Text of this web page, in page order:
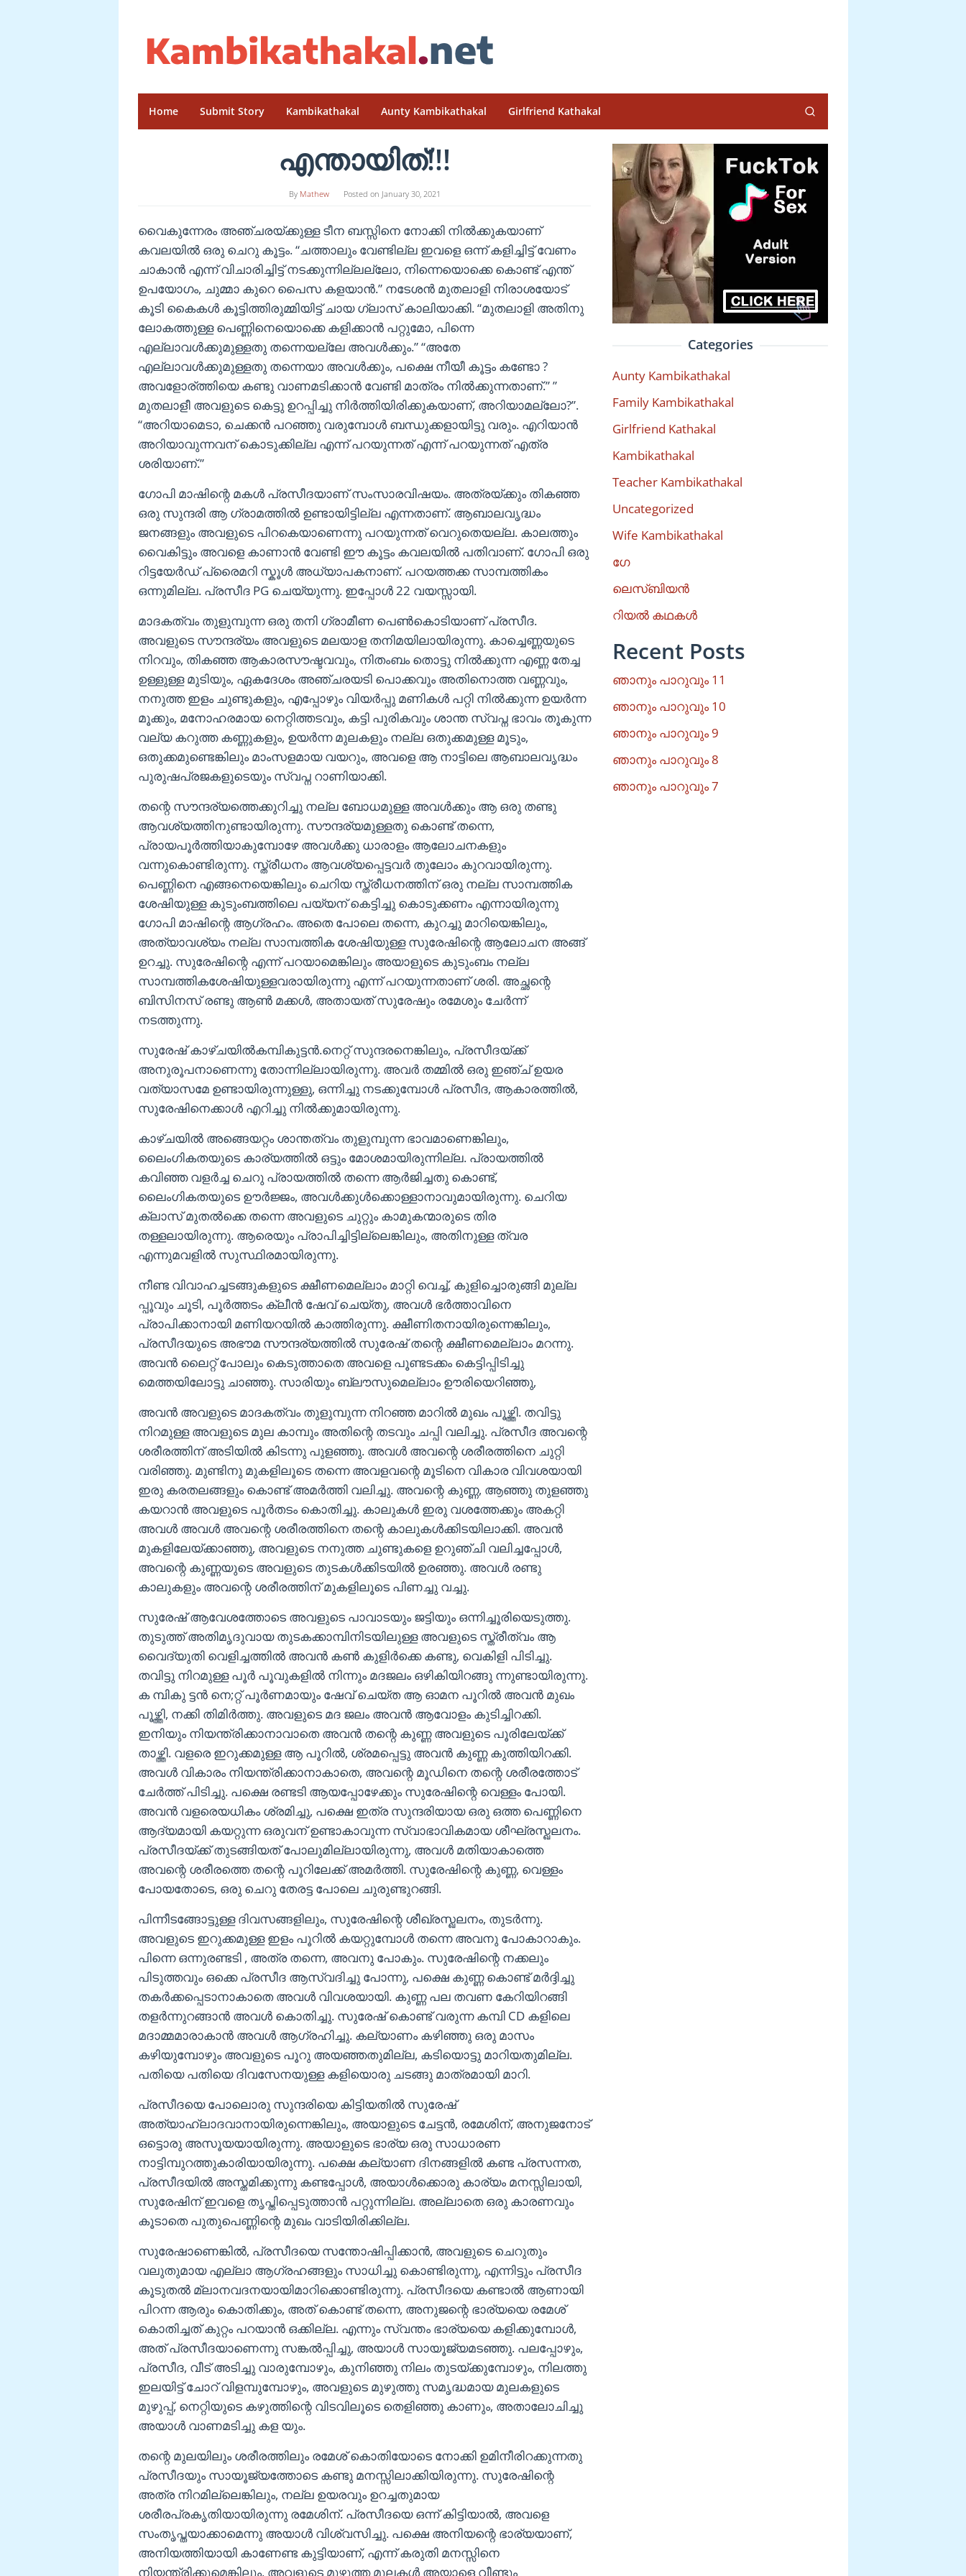
content
Home Submit Story Kambikathakal Aunty Kambikathakal Girlfriend Kathakal
എന്തായിത്!!!
By Mathew Posted on January 30, 2021
വൈകുന്നേരം അഞ്ചരയ്ക്കുള്ള ടീന ബസ്സിനെ നോക്കി നിൽക്കുകയാണ്
കവലയിൽ ഒരു ചെറു കൂട്ടം. “ചത്താലും വേണ്ടില്ല ഇവളെ ഒന്ന് കളിച്ചിട്ട് വേണം
ചാകാൻ എന്ന് വിചാരിച്ചിട്ട് നടക്കുന്നില്ലല്ലോ, നിന്നെയൊക്കെ കൊണ്ട് എന്ത്
ഉപയോഗം, ചുമ്മാ കുറെ പൈസ കളയാൻ.” നടേശൻ മുതലാളി നിരാശയോട്
കൂടി കൈകൾ കൂട്ടിത്തിരുമ്മിയിട്ട് ചായ ഗ്ലാസ് കാലിയാക്കി. “മുതലാളി അതിനു
ലോകത്തുള്ള പെണ്ണിനെയൊക്കെ കളിക്കാൻ പറ്റുമോ, പിന്നെ
എല്ലാവൾക്കുമുള്ളതു തന്നെയല്ലേ അവൾക്കും.” “അതേ
എല്ലാവൾക്കുമുള്ളതു തന്നെയാ അവൾക്കും, പക്ഷെ നീയീ കൂട്ടം കണ്ടോ ?
അവളോര്ത്തിയെ കണ്ടു വാണമടിക്കാൻ വേണ്ടി മാത്രം നിൽക്കുന്നതാണ്.” ”
മുതലാളീ അവളുടെ കെട്ടു ഉറപ്പിച്ചു നിർത്തിയിരിക്കുകയാണ്, അറിയാമല്ലോ?”.
“അറിയാമെടാ, ചെക്കൻ പറഞ്ഞു വരുമ്പോൾ ബന്ധുക്കളായിട്ടു വരും. എറിയാൻ
അറിയാവുന്നവന് കൊടുക്കില്ല എന്ന് പറയുന്നത് എന്ന് പറയുന്നത് എത്ര
ശരിയാണ്.”
ഗോപി മാഷിന്റെ മകൾ പ്രസീദയാണ് സംസാരവിഷയം. അത്രയ്ക്കും തികഞ്ഞ
ഒരു സുന്ദരി ആ ഗ്രാമത്തിൽ ഉണ്ടായിട്ടില്ല എന്നതാണ്. ആബാലവൃദ്ധം
ജനങ്ങളും അവളുടെ പിറകെയാണെന്നു പറയുന്നത് വെറുതെയല്ല. കാലത്തും
വൈകിട്ടും അവളെ കാണാൻ വേണ്ടി ഈ കൂട്ടം കവലയിൽ പതിവാണ്. ഗോപി ഒരു
റിട്ടയേർഡ് പ്രൈമറി സ്കൂൾ അധ്യാപകനാണ്. പറയത്തക്ക സാമ്പത്തികം
ഒന്നുമില്ല. പ്രസീദ PG ചെയ്യുന്നു. ഇപ്പോൾ 22 വയസ്സായി.
മാദകത്വം തുളുമ്പുന്ന ഒരു തനി ഗ്രാമീണ പെൺകൊടിയാണ് പ്രസീദ.
അവളുടെ സൗന്ദര്യം അവളുടെ മലയാള തനിമയിലായിരുന്നു. കാച്ചെണ്ണയുടെ
നിറവും, തികഞ്ഞ ആകാരസൗഷ്ടവവും, നിതംബം തൊട്ടു നിൽക്കുന്ന എണ്ണ തേച്ച
ഉള്ളുള്ള മുടിയും, ഏകദേശം അഞ്ചരയടി പൊക്കവും അതിനൊത്ത വണ്ണവും,
നനുത്ത ഇളം ചുണ്ടുകളും, എപ്പോഴും വിയർപ്പു മണികൾ പറ്റി നിൽക്കുന്ന ഉയർന്ന
മൂക്കും, മനോഹരമായ നെറ്റിത്തടവും, കട്ടി പുരികവും ശാന്ത സ്വപ്ന ഭാവം തൂകുന്ന
വല്യ കറുത്ത കണ്ണുകളും, ഉയർന്ന മുലകളും നല്ല ഒതുക്കമുള്ള മൂടും,
ഒതുക്കമുണ്ടെങ്കിലും മാംസളമായ വയറും, അവളെ ആ നാട്ടിലെ ആബാലവൃദ്ധം
പുരുഷപ്രജകളുടെയും സ്വപ്ന റാണിയാക്കി.
തന്റെ സൗന്ദര്യത്തെക്കുറിച്ചു നല്ല ബോധമുള്ള അവൾക്കും ആ ഒരു തണ്ടു
ആവശ്യത്തിനുണ്ടായിരുന്നു. സൗന്ദര്യമുള്ളതു കൊണ്ട് തന്നെ,
പ്രായപൂർത്തിയാകുമ്പോഴേ അവൾക്കു ധാരാളം ആലോചനകളും
വന്നുകൊണ്ടിരുന്നു. സ്ത്രീധനം ആവശ്യപ്പെട്ടവർ തുലോം കുറവായിരുന്നു.
പെണ്ണിനെ എങ്ങനെയെങ്കിലും ചെറിയ സ്ത്രീധനത്തിന് ഒരു നല്ല സാമ്പത്തിക
ശേഷിയുള്ള കുടുംബത്തിലെ പയ്യന് കെട്ടിച്ചു കൊടുക്കണം എന്നായിരുന്നു
ഗോപി മാഷിന്റെ ആഗ്രഹം. അതെ പോലെ തന്നെ, കുറച്ചു മാറിയെങ്കിലും,
അത്യാവശ്യം നല്ല സാമ്പത്തിക ശേഷിയുള്ള സുരേഷിന്റെ ആലോചന അങ്ങ്
ഉറച്ചു. സുരേഷിന്റെ എന്ന് പറയാമെങ്കിലും അയാളുടെ കുടുംബം നല്ല
സാമ്പത്തികശേഷിയുള്ളവരായിരുന്നു എന്ന് പറയുന്നതാണ് ശരി. അച്ഛന്റെ
ബിസിനസ് രണ്ടു ആൺ മക്കൾ, അതായത് സുരേഷും രമേശും ചേർന്ന്
നടത്തുന്നു.
സുരേഷ് കാഴ്ചയിൽകമ്പികുട്ടന്‍.നെറ്റ് സുന്ദരനെങ്കിലും, പ്രസീദയ്ക്ക്
അനുരൂപനാണെന്നു തോന്നില്ലായിരുന്നു. അവർ തമ്മിൽ ഒരു ഇഞ്ച് ഉയര
വത്യാസമേ ഉണ്ടായിരുന്നുള്ളു, ഒന്നിച്ചു നടക്കുമ്പോൾ പ്രസീദ, ആകാരത്തിൽ,
സുരേഷിനെക്കാൾ എറിച്ചു നിൽക്കുമായിരുന്നു.
കാഴ്ചയിൽ അങ്ങെയറ്റം ശാന്തത്വം തുളുമ്പുന്ന ഭാവമാണെങ്കിലും,
ലൈംഗികതയുടെ കാര്യത്തിൽ ഒട്ടും മോശമായിരുന്നില്ല. പ്രായത്തിൽ
കവിഞ്ഞ വളർച്ച ചെറു പ്രായത്തിൽ തന്നെ ആർജിച്ചതു കൊണ്ട്,
ലൈംഗികതയുടെ ഊർജ്ജം, അവൾക്കുൾക്കൊള്ളാനാവുമായിരുന്നു. ചെറിയ
ക്ലാസ് മുതൽക്കെ തന്നെ അവളുടെ ചുറ്റും കാമുകന്മാരുടെ തിര
തള്ളലായിരുന്നു. ആരെയും പ്രാപിച്ചിട്ടില്ലെങ്കിലും, അതിനുള്ള ത്വര
എന്നുമവളിൽ സുസ്ഥിരമായിരുന്നു.
നീണ്ട വിവാഹച്ചടങ്ങുകളുടെ ക്ഷീണമെല്ലാം മാറ്റി വെച്ച്, കുളിച്ചൊരുങ്ങി മുല്ല
പ്പൂവും ചൂടി, പൂർത്തടം ക്ലീൻ ഷേവ് ചെയ്തു, അവൾ ഭർത്താവിനെ
പ്രാപിക്കാനായി മണിയറയിൽ കാത്തിരുന്നു. ക്ഷീണിതനായിരുന്നെങ്കിലും,
പ്രസീദയുടെ അഭൗമ സൗന്ദര്യത്തിൽ സുരേഷ് തന്റെ ക്ഷീണമെല്ലാം മറന്നു.
അവൻ ലൈറ്റ് പോലും കെടുത്താതെ അവളെ പൂണ്ടടക്കം കെട്ടിപ്പിടിച്ചു
മെത്തയിലോട്ടു ചാഞ്ഞു. സാരിയും ബ്ലൗസുമെല്ലാം ഊരിയെറിഞ്ഞു,
അവൻ അവളുടെ മാദകത്വം തുളുമ്പുന്ന നിറഞ്ഞ മാറിൽ മുഖം പൂഴ്ത്തി. തവിട്ടു
നിറമുള്ള അവളുടെ മുല കാമ്പും അതിന്റെ തടവും ചപ്പി വലിച്ചു. പ്രസീദ അവന്റെ
ശരീരത്തിന് അടിയിൽ കിടന്നു പുളഞ്ഞു. അവൾ അവന്റെ ശരീരത്തിനെ ചുറ്റി
വരിഞ്ഞു. മുണ്ടിനു മുകളിലൂടെ തന്നെ അവളവന്റെ മൂടിനെ വികാര വിവശയായി
ഇരു കരതലങ്ങളും കൊണ്ട് അമർത്തി വലിച്ചു. അവന്റെ കുണ്ണ, ആഞ്ഞു തുളഞ്ഞു
കയറാൻ അവളുടെ പൂർതടം കൊതിച്ചു. കാലുകൾ ഇരു വശത്തേക്കും അകറ്റി
അവൾ അവൾ അവന്റെ ശരീരത്തിനെ തന്റെ കാലുകൾക്കിടയിലാക്കി. അവൻ
മുകളിലേയ്ക്കാഞ്ഞു, അവളുടെ നനുത്ത ചുണ്ടുകളെ ഉറുഞ്ചി വലിച്ചപ്പോൾ,
അവന്റെ കുണ്ണയുടെ അവളുടെ തുടകൾക്കിടയിൽ ഉരഞ്ഞു. അവൾ രണ്ടു
കാലുകളും അവന്റെ ശരീരത്തിന് മുകളിലൂടെ പിണച്ചു വച്ചു.
സുരേഷ് ആവേശത്തോടെ അവളുടെ പാവാടയും ജട്ടിയും ഒന്നിച്ചൂരിയെടുത്തു.
തുടുത്ത് അതിമൃദുവായ തുടകക്കാമ്പിനിടയിലുള്ള അവളുടെ സ്ത്രീത്വം ആ
വൈദ്യുതി വെളിച്ചത്തിൽ അവൻ കൺ കുളിർക്കെ കണ്ടു, വെകിളി പിടിച്ചു.
തവിട്ടു നിറമുള്ള പൂർ പൂവുകളിൽ നിന്നും മദജലം ഒഴികിയിറങ്ങു ന്നുണ്ടായിരുന്നു.
ക മ്പികു ട്ടന്‍ നെ;റ്റ് പൂർണമായും ഷേവ് ചെയ്ത ആ ഓമന പൂറിൽ അവൻ മുഖം
പൂഴ്ത്തി, നക്കി തിമിർത്തു. അവളുടെ മദ ജലം അവൻ ആവോളം കുടിച്ചിറക്കി.
ഇനിയും നിയന്ത്രിക്കാനാവാതെ അവൻ തന്റെ കുണ്ണ അവളുടെ പൂരിലേയ്ക്ക്
താഴ്ത്തി. വളരെ ഇറുക്കമുള്ള ആ പൂറിൽ, ശ്രമപ്പെട്ടു അവൻ കുണ്ണ കുത്തിയിറക്കി.
അവൾ വികാരം നിയന്ത്രിക്കാനാകാതെ, അവന്റെ മൂഡിനെ തന്റെ ശരീരത്തോട്
ചേർത്ത് പിടിച്ചു. പക്ഷെ രണ്ടടി ആയപ്പോഴേക്കും സുരേഷിന്റെ വെള്ളം പോയി.
അവൻ വളരെയധികം ശ്രമിച്ചു, പക്ഷെ ഇത്ര സുന്ദരിയായ ഒരു ഒത്ത പെണ്ണിനെ
ആദ്യമായി കയറ്റുന്ന ഒരുവന് ഉണ്ടാകാവുന്ന സ്വാഭാവികമായ ശീഘ്രസ്ഖലനം.
പ്രസീദയ്ക്ക് തുടങ്ങിയത് പോലുമില്ലായിരുന്നു, അവൾ മതിയാകാത്തെ
അവന്റെ ശരീരത്തെ തന്റെ പൂറിലേക്ക് അമർത്തി. സുരേഷിന്റെ കുണ്ണ, വെള്ളം
പോയതോടെ, ഒരു ചെറു തേരട്ട പോലെ ചുരുണ്ടുറങ്ങി.
പിന്നീടങ്ങോട്ടുള്ള ദിവസങ്ങളിലും, സുരേഷിന്റെ ശീഖ്രസ്ഖലനം, തുടർന്നു.
അവളുടെ ഇറുക്കമുള്ള ഇളം പൂറിൽ കയറ്റുമ്പോൾ തന്നെ അവനു പോകാറാകും.
പിന്നെ ഒന്നുരണ്ടടി , അത്ര തന്നെ, അവനു പോകും. സുരേഷിന്റെ നക്കലും
പിടുത്തവും ഒക്കെ പ്രസീദ ആസ്വദിച്ചു പോന്നു, പക്ഷെ കുണ്ണ കൊണ്ട് മർദ്ദിച്ചു
തകർക്കപ്പെടാനാകാതെ അവൾ വിവശയായി. കുണ്ണ പല തവണ കേറിയിറങ്ങി
തളർന്നുറങ്ങാൻ അവൾ കൊതിച്ചു. സുരേഷ് കൊണ്ട് വരുന്ന കമ്പി CD കളിലെ
മദാമ്മമാരാകാൻ അവൾ ആഗ്രഹിച്ചു. കല്യാണം കഴിഞ്ഞു ഒരു മാസം
കഴിയുമ്പോഴും അവളുടെ പൂറു അയഞ്ഞതുമില്ല, കടിയൊട്ടു മാറിയതുമില്ല.
പതിയെ പതിയെ ദിവസേനയുള്ള കളിയൊരു ചടങ്ങു മാത്രമായി മാറി.
പ്രസീദയെ പോലൊരു സുന്ദരിയെ കിട്ടിയതിൽ സുരേഷ്
അത്യാഹ്ലാദവാനായിരുന്നെങ്കിലും, അയാളുടെ ചേട്ടൻ, രമേശിന്, അനുജനോട്
ഒട്ടൊരു അസൂയയായിരുന്നു. അയാളുടെ ഭാര്യ ഒരു സാധാരണ
നാട്ടിമ്പുറത്തുകാരിയായിരുന്നു. പക്ഷെ കല്യാണ ദിനങ്ങളിൽ കണ്ട പ്രസന്നത,
പ്രസീദയിൽ അസ്തമിക്കുന്നു കണ്ടപ്പോൾ, അയാൾക്കൊരു കാര്യം മനസ്സിലായി,
സുരേഷിന് ഇവളെ തൃപ്തിപ്പെടുത്താൻ പറ്റുന്നില്ല. അല്ലാതെ ഒരു കാരണവും
കൂടാതെ പുതുപെണ്ണിന്റെ മുഖം വാടിയിരിക്കില്ല.
സുരേഷാണെങ്കിൽ, പ്രസീദയെ സന്തോഷിപ്പിക്കാൻ, അവളുടെ ചെറുതും
വലുതുമായ എല്ലാ ആഗ്രഹങ്ങളും സാധിച്ചു കൊണ്ടിരുന്നു, എന്നിട്ടും പ്രസീദ
കൂടുതൽ മ്ലാനവദനയായിമാറിക്കൊണ്ടിരുന്നു. പ്രസീദയെ കണ്ടാൽ ആണായി
പിറന്ന ആരും കൊതിക്കും, അത് കൊണ്ട് തന്നെ, അനുജന്റെ ഭാര്യയെ രമേശ്
കൊതിച്ചത് കുറ്റം പറയാൻ ഒക്കില്ല. എന്നും സ്വന്തം ഭാര്യയെ കളിക്കുമ്പോൾ,
അത് പ്രസീദയാണെന്നു സങ്കൽപ്പിച്ചു, അയാൾ സായൂജ്യമടഞ്ഞു. പലപ്പോഴും,
പ്രസീദ, വീട് അടിച്ചു വാരുമ്പോഴും, കുനിഞ്ഞു നിലം തുടയ്ക്കുമ്പോഴും, നിലത്തു
ഇലയിട്ട് ചോറ് വിളമ്പുമ്പോഴും, അവളുടെ മുഴുത്തു സമൃദ്ധമായ മുലകളുടെ
മുഴുപ്പ്, നെറ്റിയുടെ കഴുത്തിന്റെ വിടവിലൂടെ തെളിഞ്ഞു കാണും, അതാലോചിച്ചു
അയാൾ വാണമടിച്ചു കള യും.
തന്റെ മുലയിലും ശരീരത്തിലും രമേശ് കൊതിയോടെ നോക്കി ഉമിനീരിറക്കുന്നതു
പ്രസീദയും സായൂജ്യത്തോടെ കണ്ടു മനസ്സിലാക്കിയിരുന്നു. സുരേഷിന്റെ
അത്ര നിറമില്ലെങ്കിലും, നല്ല ഉയരവും ഉറച്ചതുമായ
ശരീരപ്രകൃതിയായിരുന്നു രമേശിന്. പ്രസീദയെ ഒന്ന് കിട്ടിയാൽ, അവളെ
സംതൃപ്തയാക്കാമെന്നു അയാൾ വിശ്വസിച്ചു. പക്ഷെ അനിയന്റെ ഭാര്യയാണ്,
അനിയത്തിയായി കാണേണ്ട കുട്ടിയാണ്, എന്ന് കരുതി മനസ്സിനെ
നിയന്ത്രിക്കുമെങ്കിലും, അവളുടെ മുഴുത്ത മുലകൾ അയാളെ വീണ്ടും
Categories
Aunty Kambikathakal
Family Kambikathakal
Girlfriend Kathakal
Kambikathakal
Teacher Kambikathakal
Uncategorized
Wife Kambikathakal
ഗേ
ലെസ്ബിയൻ
റിയൽ കഥകൾ
Recent Posts
ഞാനും പാറുവും 11
ഞാനും പാറുവും 10
ഞാനും പാറുവും 9
ഞാനും പാറുവും 8
ഞാനും പാറുവും 7